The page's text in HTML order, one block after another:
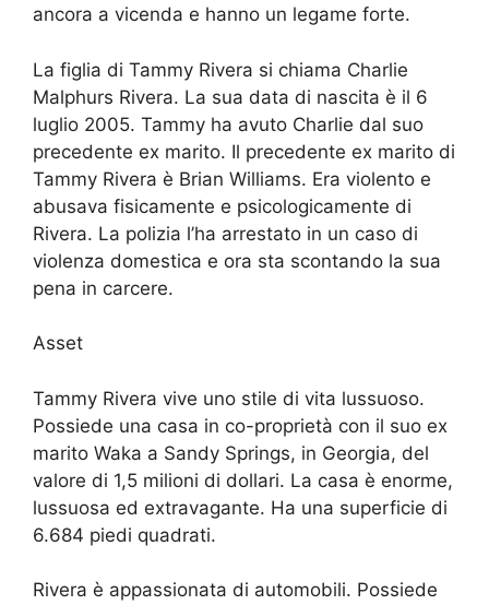
ancora a vicenda e hanno un legame forte.
La figlia di Tammy Rivera si chiama Charlie
Malphurs Rivera. La sua data di nascita è il 6
luglio 2005. Tammy ha avuto Charlie dal suo
precedente ex marito. Il precedente ex marito di
Tammy Rivera è Brian Williams. Era violento e
abusava fisicamente e psicologicamente di
Rivera. La polizia l’ha arrestato in un caso di
violenza domestica e ora sta scontando la sua
pena in carcere.
Asset
Tammy Rivera vive uno stile di vita lussuoso.
Possiede una casa in co-proprietà con il suo ex
marito Waka a Sandy Springs, in Georgia, del
valore di 1,5 milioni di dollari. La casa è enorme,
lussuosa ed extravagante. Ha una superficie di
6.684 piedi quadrati.
Rivera è appassionata di automobili. Possiede